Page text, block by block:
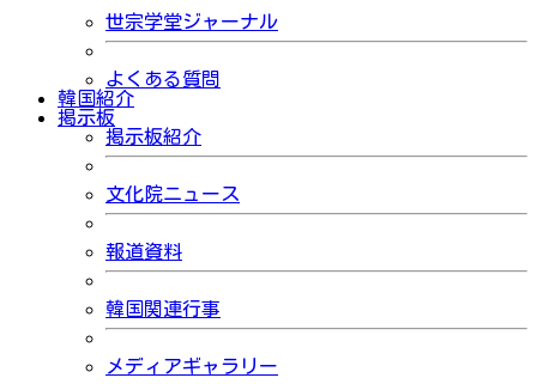
世宗学堂ジャーナル
よくある質問
韓国紹介
掲示板
掲示板紹介
文化院ニュース
報道資料
韓国関連行事
メディアギャラリー